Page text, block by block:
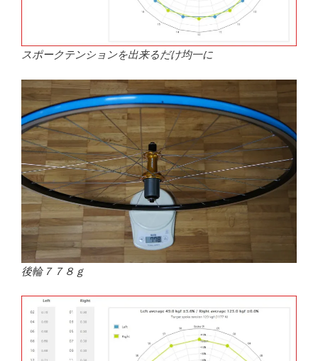
スポークテンションを出来るだけ均一に
後輪７７８ｇ